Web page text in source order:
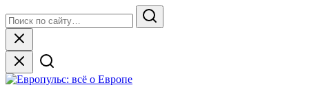
to
content
for:
Search
Close